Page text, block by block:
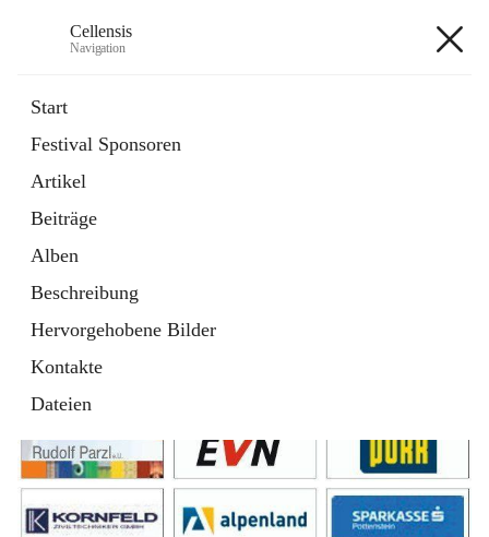
Cellensis
Navigation
Start
Festival Sponsoren
Artikel
Beiträge
Alben
Beschreibung
Hervorgehobene Bilder
Kontakte
Dateien
Festival Sponsoren